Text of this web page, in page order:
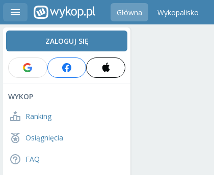
Główna Wykopalisko
ZALOGUJ SIĘ
WYKOP
Ranking
Osiągnięcia
FAQ